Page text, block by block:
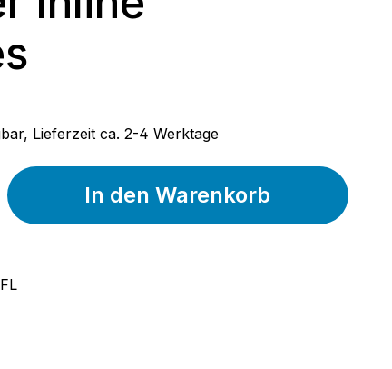
Lieferzeit ca. 2-4 Werktage
In den Warenkorb